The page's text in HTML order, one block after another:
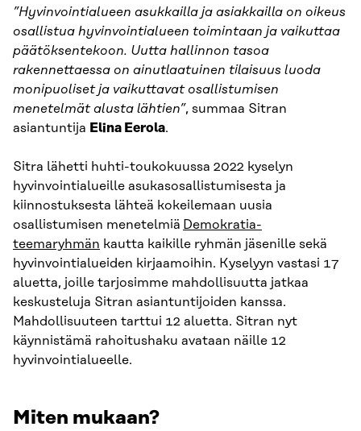
”Hyvinvointialueen asukkailla ja asiakkailla on oikeus
osallistua hyvinvointialueen toimintaan ja vaikuttaa
päätöksentekoon. Uutta hallinnon tasoa
rakennettaessa on ainutlaatuinen tilaisuus luoda
monipuoliset ja vaikuttavat osallistumisen
menetelmät alusta lähtien”, summaa Sitran
asiantuntija Elina Eerola.
Sitra lähetti huhti-toukokuussa 2022 kyselyn
hyvinvointialueille asukasosallistumisesta ja
kiinnostuksesta lähteä kokeilemaan uusia
osallistumisen menetelmiä Demokratia-
teemaryhmän kautta kaikille ryhmän jäsenille sekä
hyvinvointialueiden kirjaamoihin. Kyselyyn vastasi 17
aluetta, joille tarjosimme mahdollisuutta jatkaa
keskusteluja Sitran asiantuntijoiden kanssa.
Mahdollisuuteen tarttui 12 aluetta. Sitran nyt
käynnistämä rahoitushaku avataan näille 12
hyvinvointialueelle.
Miten mukaan?